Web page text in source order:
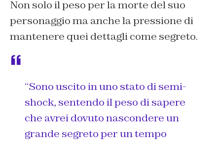
Non solo il peso per la morte del suo
personaggio ma anche la pressione di
mantenere quei dettagli come segreto.
“Sono uscito in uno stato di semi-
shock, sentendo il peso di sapere
che avrei dovuto nascondere un
grande segreto per un tempo